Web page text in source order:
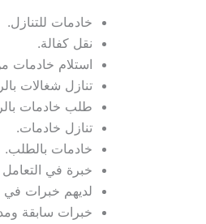
خادمات للتنازل.
نقل كفالة.
استلام خادمات
تنازل شغالات
طلب خادمات
تنازل خادمات.
خادمات بالطلب.
خبرة في
لديهم خبرات في
خبرات سابقة